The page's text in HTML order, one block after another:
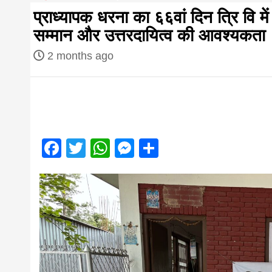
first hindi
magazine of
news in
from
प्राध्यापक धरना का ६६वां दिन त्रि
सम्मान और उत्तरदायित्व की आवश्यकता
2 months ago
Facebook
TwitterWhatsApp
Messenger